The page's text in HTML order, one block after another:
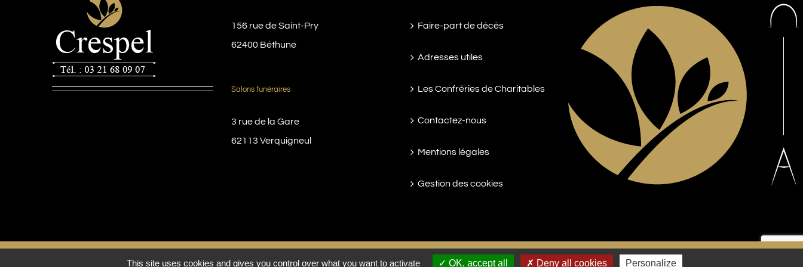
156 rue de Saint-Pry
62400 Béthune
Salons funéraires
3 rue de la Gare
62113 Verquigneul
Faire-part de décès
Adresses utiles
Les Confréries de Charitables
Contactez-nous
Mentions légales
Gestion des cookies
2026 | Pompes funèbres Crespel
This site uses cookies and gives you control over what you want to activate OK, accept all Deny all cookies Personalize